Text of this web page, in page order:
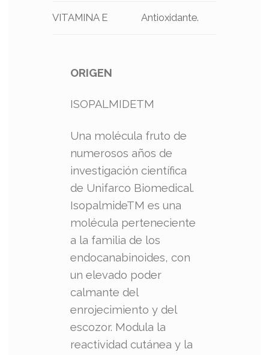
VITAMINA E Antioxidante.
ORIGEN
ISOPALMIDETM
Una molécula fruto de
numerosos años de
investigación científica
de Unifarco Biomedical.
IsopalmideTM es una
molécula perteneciente
a la familia de los
endocanabinoides, con
un elevado poder
calmante del
enrojecimiento y del
escozor. Modula la
reactividad cutánea y la